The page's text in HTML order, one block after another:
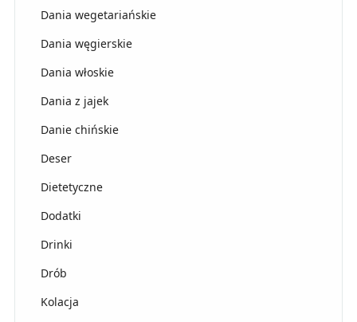
Dania wegetariańskie
Dania węgierskie
Dania włoskie
Dania z jajek
Danie chińskie
Deser
Dietetyczne
Dodatki
Drinki
Drób
Kolacja